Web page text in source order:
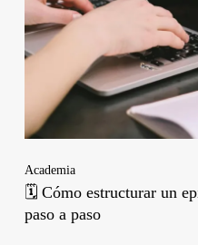
Academia
🗓️ Cómo estructurar un
paso a paso